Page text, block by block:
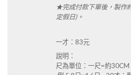
★完成付款下單後，製作
定假日)。
一才：83元
說明：
尺為單位：一尺=約